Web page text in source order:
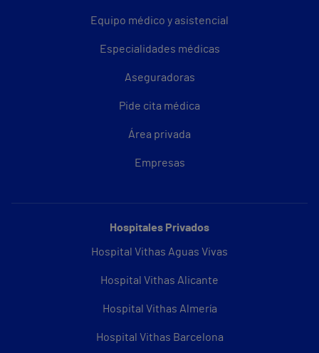
Equipo médico y asistencial
Especialidades médicas
Aseguradoras
Pide cita médica
Área privada
Empresas
Hospitales Privados
Hospital Vithas Aguas Vivas
Hospital Vithas Alicante
Hospital Vithas Almería
Hospital Vithas Barcelona